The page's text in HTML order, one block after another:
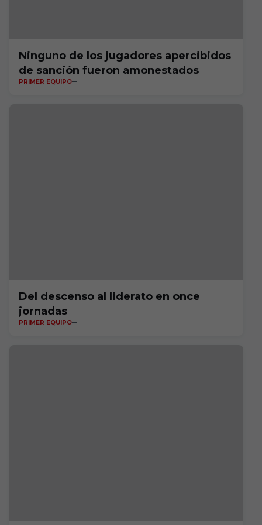
Ninguno de los jugadores apercibidos
de sanción fueron amonestados
PRIMER EQUIPO
Del descenso al liderato en once
jornadas
PRIMER EQUIPO